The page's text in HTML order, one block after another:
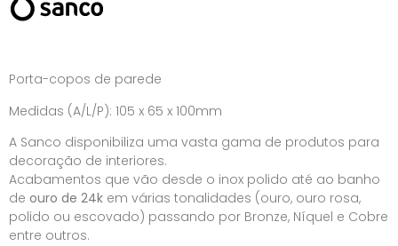
Porta-copos de parede
Medidas (A/L/P): 105 x 65 x 100mm
A Sanco disponibiliza uma vasta gama de produtos para
decoração de interiores.
Acabamentos que vão desde o inox polido até ao banho
de ouro de 24k em várias tonalidades (ouro, ouro rosa,
polido ou escovado) passando por Bronze, Níquel e Cobre
entre outros.